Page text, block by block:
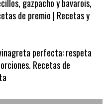
gazpacho y bavarois,
de premio | Recetas y
perfecta: respeta
Recetas de